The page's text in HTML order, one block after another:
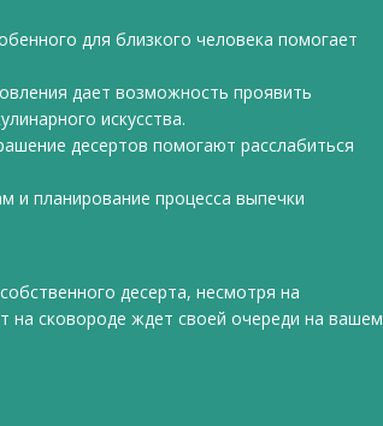
для близкого человека помогает
дает возможность проявить
искусства.
десертов помогают расслабиться
и планирование процесса выпечки
десерта, несмотря на
на сковороде ждет своей очереди на вашем